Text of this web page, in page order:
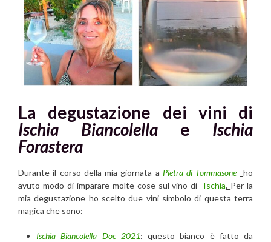
La degustazione dei vini di
Ischia Biancolella e Ischia
Forastera
Durante il corso della mia giornata a Pietra di Tommasone
ho
avuto modo di imparare molte cose sul vino di Ischia. Per la
mia degustazione ho scelto due vini simbolo di questa terra
magica che sono:
Ischia Biancolella Doc 2021: questo bianco è fatto da